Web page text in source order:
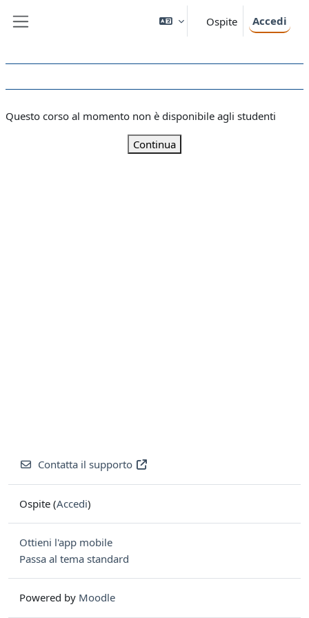
Ospite Accedi
Questo corso al momento non è disponibile agli studenti
Continua
Contatta il supporto
Ospite (Accedi)
Ottieni l'app mobile
Passa al tema standard
Powered by Moodle